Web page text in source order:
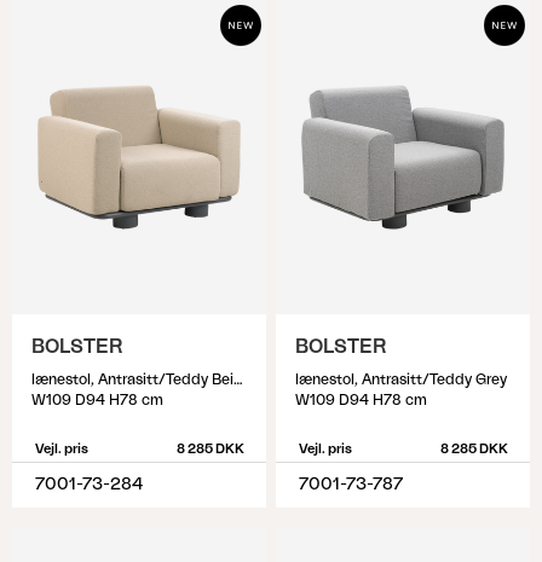
BOLSTER
lænestol, Antrasitt/Teddy Beige
W109 D94 H78 cm
Vejl. pris 8 285 DKK
7001-73-284
BOLSTER
lænestol, Antrasitt/Teddy Grey
W109 D94 H78 cm
Vejl. pris 8 285 DKK
7001-73-787